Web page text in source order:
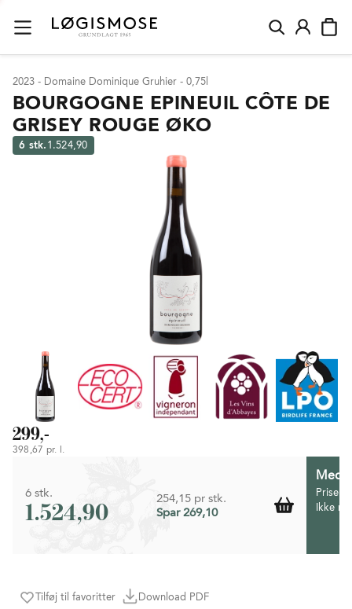
Tilføj til favoritter Download PDF
2023 - Domaine Dominique Gruhier - 0,75l
BOURGOGNE EPINEUIL CÔTE DE
GRISEY ROUGE ØKO
6 stk. 1.524,90
299,-
398,67 pr. l.
6 stk.
1.524,90
254,15 pr stk.
Spar 269,10
Prisen
Ikke